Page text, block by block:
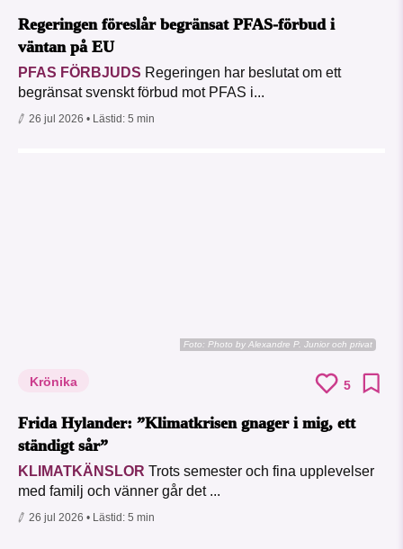
Regeringen föreslår begränsat PFAS-förbud i
väntan på EU
PFAS FÖRBJUDS Regeringen har beslutat om ett
begränsat svenskt förbud mot PFAS i...
26 jul 2026 • Lästid: 5 min
Foto: Photo by Alexandre P. Junior och privat
Krönika 5
Frida Hylander: ”Klimatkrisen gnager i mig, ett
ständigt sår”
KLIMATKÄNSLOR Trots semester och fina upplevelser
med familj och vänner går det ...
26 jul 2026 • Lästid: 5 min